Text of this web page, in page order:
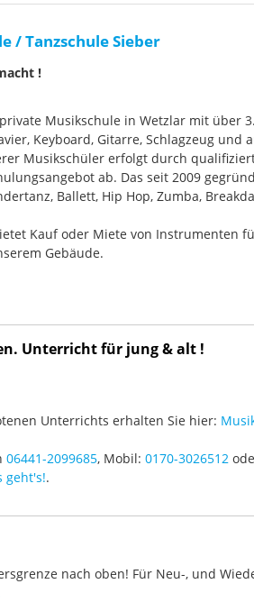
/ Tanzschule Sieber
!
Musikschule in Wetzlar mit
Keyboard, Gitarre, Schlagzeug
Musikschüler erfolgt durch
ab. Das seit 2009
Ballett, Hip Hop, Zumba,
Kauf oder Miete von Instrumenten
Gebäude.
Unterricht für jung & alt !
Unterrichts erhalten Sie hier:
06441-2099685, Mobil: 0170-3026512
geht's!.
nach oben! Für Neu-, und